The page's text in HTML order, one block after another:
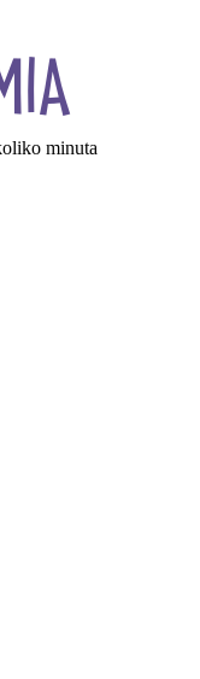
minuta